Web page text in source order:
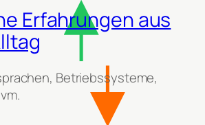
Erfahrungen aus
Betriebssysteme,